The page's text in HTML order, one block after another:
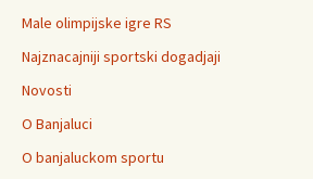
Male olimpijske igre RS
Najznacajniji sportski dogadjaji
Novosti
O Banjaluci
O banjaluckom sportu